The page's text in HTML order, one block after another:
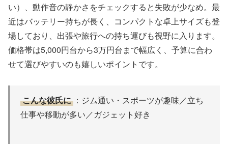
い）、動作音の静かさをチェックすると失敗が少なめ。最
近はバッテリー持ちが長く、コンパクトな卓上サイズも登
場しており、出張や旅行への持ち運びも視野に入ります。
価格帯は5,000円台から3万円台まで幅広く、予算に合わ
せて選びやすいのも嬉しいポイントです。
こんな彼氏に ：ジム通い・スポーツが趣味／立ち
仕事や移動が多い／ガジェット好き